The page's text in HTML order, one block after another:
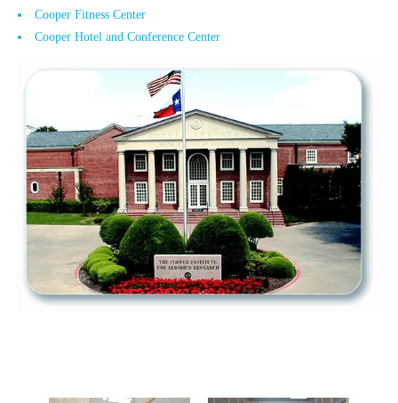
Cooper Fitness Center
Cooper Hotel and Conference Center